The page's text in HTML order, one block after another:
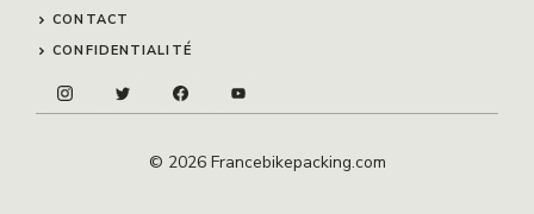
CONTACT
CONFIDENTIALITÉ
© 2026 Francebikepacking.com